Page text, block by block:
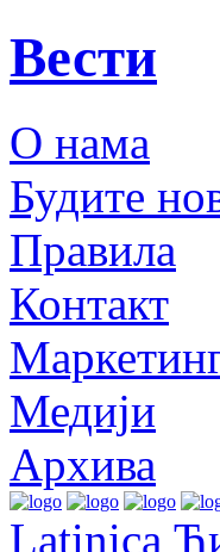
Вести
О нама
Будите
Правила
Контакт
Медији
Архива
Latinica